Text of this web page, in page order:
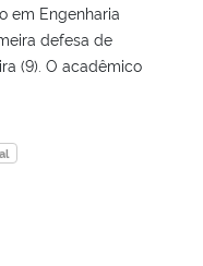
em Engenharia
defesa de
(9). O acadêmico